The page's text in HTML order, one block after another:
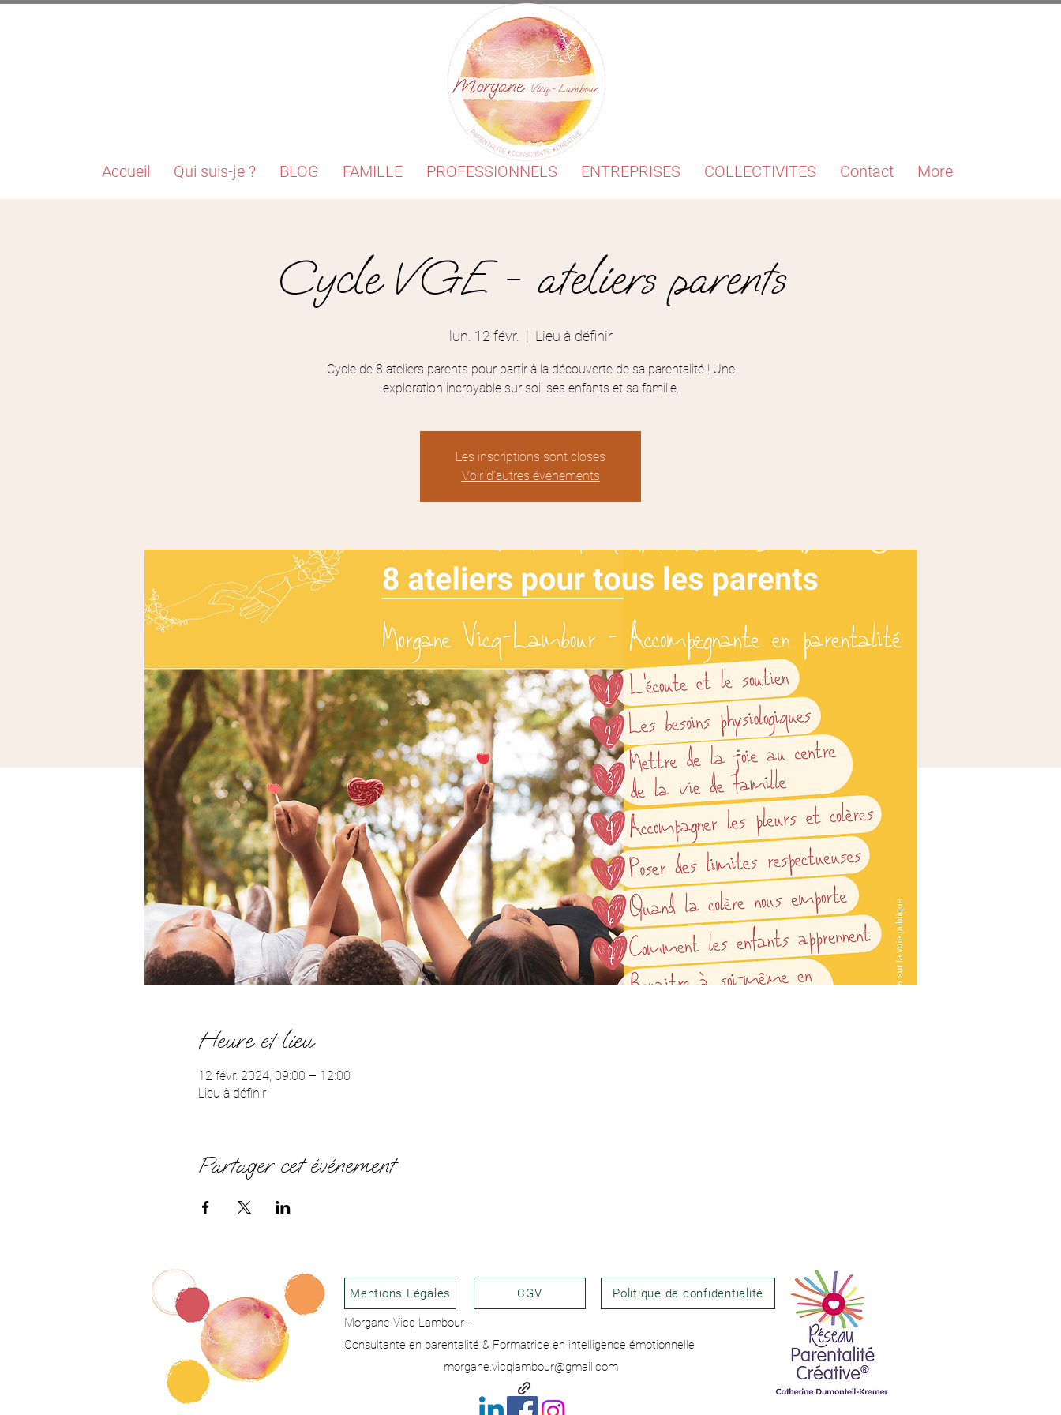
Accueil Qui suis-je ? BLOG FAMILLE PROFESSIONNELS ENTREPRISES COLLECTIVITES Contact More
Cycle VGE - ateliers parents
lun. 12 févr.
  |
Lieu à définir
Cycle de 8 ateliers parents pour partir à la découverte de sa parentalité ! Une
exploration incroyable sur soi, ses enfants et sa famille.
Les inscriptions sont closes
Voir d'autres événements
Heure et lieu
12 févr. 2024, 09:00 – 12:00
Lieu à définir
Partager cet événement
Mentions Légales CGV
morgane.vicqlambour@gmail.com
Morgane Vicq-Lambour -
Consultante en parentalité & Formatrice en intelligence émotionnelle
Politique de confidentialité